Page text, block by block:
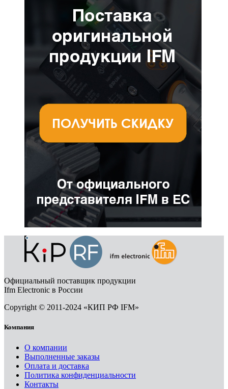
Официальный поставщик продукции
Ifm Electronic в России
Copyright © 2011-2024 «КИП РФ IFM»
Компания
О компании
Выполненные заказы
Оплата и доставка
Политика конфиденциальности
Контакты